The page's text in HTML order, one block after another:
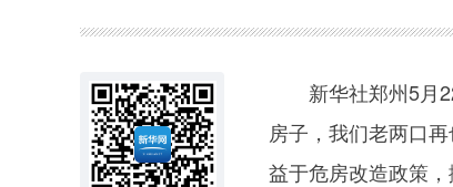
新华社郑州5月22
房子，我们老两口
益于危房改造政策，